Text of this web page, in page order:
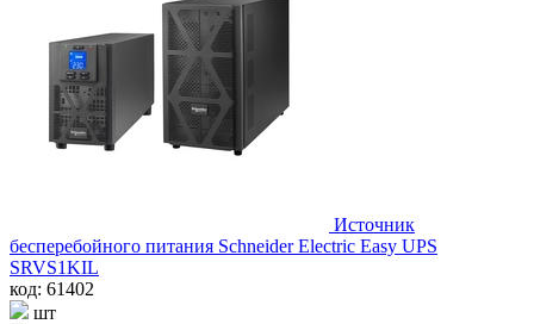
Источник
бесперебойного питания Schneider Electric Easy UPS
SRVS1KIL
код: 61402
шт